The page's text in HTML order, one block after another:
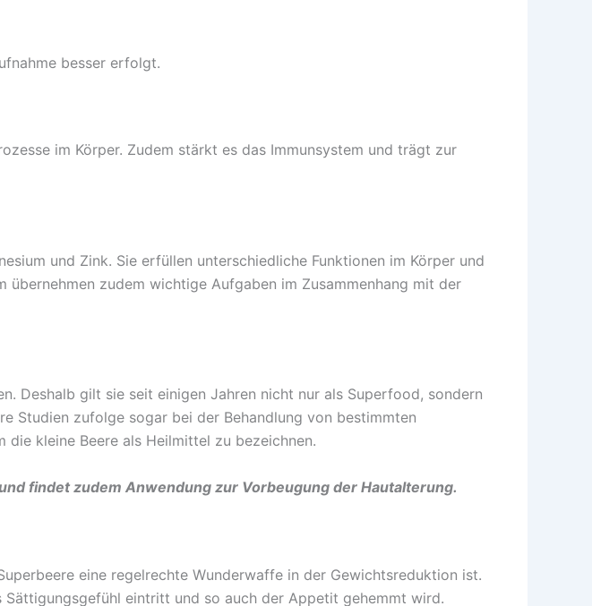
besser erfolgt.
im Körper. Zudem stärkt es das Immunsystem und trägt zur
und Zink. Sie erfüllen unterschiedliche Funktionen im Körper und
zudem wichtige Aufgaben im Zusammenhang mit der
Deshalb gilt sie seit einigen Jahren nicht nur als Superfood, sondern
Studien zufolge sogar bei der Behandlung von bestimmten
die kleine Beere als Heilmittel zu bezeichnen.
findet zudem Anwendung zur Vorbeugung der Hautalterung.
eine regelrechte Wunderwaffe in der Gewichtsreduktion ist.
eintritt und so auch der Appetit gehemmt wird.